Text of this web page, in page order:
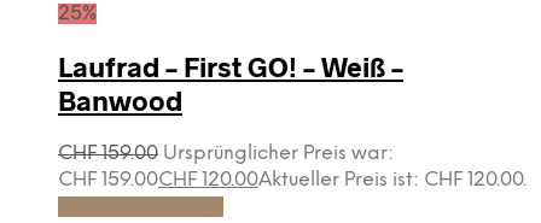
25%
Laufrad – First GO! – Weiß –
Banwood
CHF159.00 Ursprünglicher Preis war:
CHF 159.00CHF 120.00Aktueller Preis ist: CHF 120.00.